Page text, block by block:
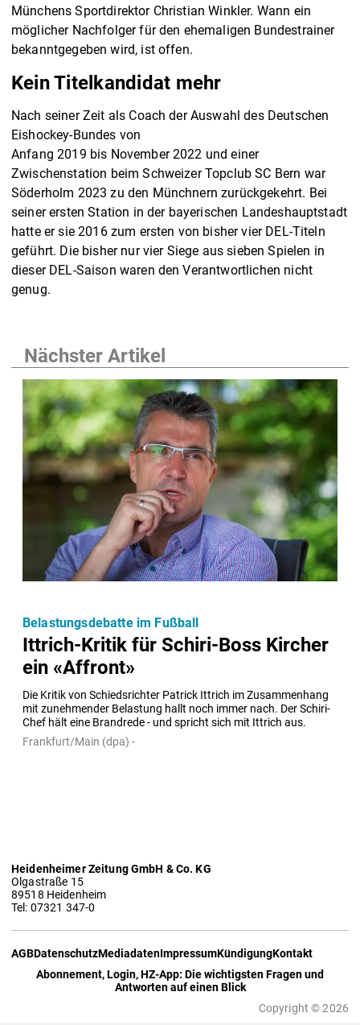
Münchens Sportdirektor Christian Winkler. Wann ein
möglicher Nachfolger für den ehemaligen Bundestrainer
bekanntgegeben wird, ist offen.
Kein Titelkandidat mehr
Nach seiner Zeit als Coach der Auswahl des Deutschen
Eishockey-Bundes von
Anfang 2019 bis November 2022 und einer
Zwischenstation beim Schweizer Topclub SC Bern war
Söderholm 2023 zu den Münchnern zurückgekehrt. Bei
seiner ersten Station in der bayerischen Landeshauptstadt
hatte er sie 2016 zum ersten von bisher vier DEL-Titeln
geführt. Die bisher nur vier Siege aus sieben Spielen in
dieser DEL-Saison waren den Verantwortlichen nicht
genug.
Nächster Artikel
Ittrich-Kritik für Schiri-Boss Kircher
ein «Affront»
Die Kritik von Schiedsrichter Patrick Ittrich im Zusammenhang
mit zunehmender Belastung hallt noch immer nach. Der Schiri-
Chef hält eine Brandrede - und spricht sich mit Ittrich aus.
Belastungsdebatte im Fußball
Frankfurt/Main (dpa) -
Heidenheimer Zeitung GmbH & Co. KG
Olgastraße 15
89518 Heidenheim
Tel: 07321 347-0
AGBDatenschutzMediadatenImpressumKündigungKontakt
Abonnement, Login, HZ-App: Die wichtigsten Fragen und
Antworten auf einen Blick
Copyright © 2026